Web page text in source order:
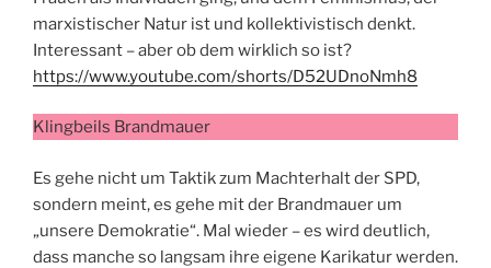
marxistischer Natur ist und kollektivistisch denkt.
Interessant – aber ob dem wirklich so ist?
https://www.youtube.com/shorts/D52UDnoNmh8
Klingbeils Brandmauer
Es gehe nicht um Taktik zum Machterhalt der SPD,
sondern meint, es gehe mit der Brandmauer um
„unsere Demokratie“. Mal wieder – es wird deutlich,
dass manche so langsam ihre eigene Karikatur werden.